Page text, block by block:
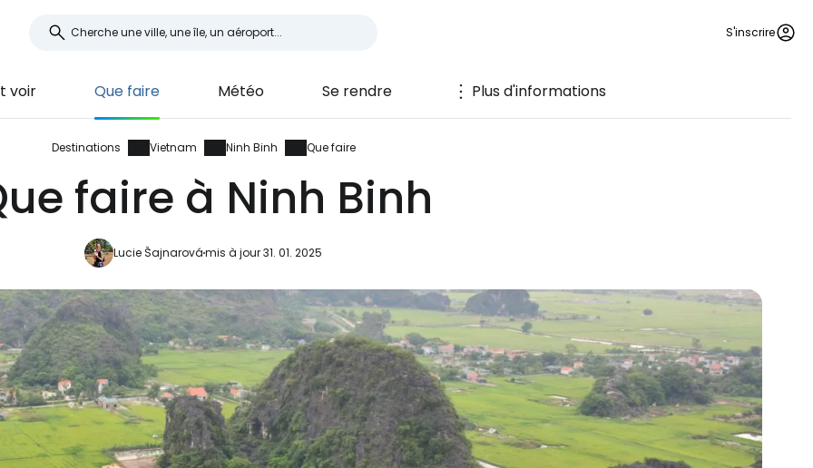
S'inscrire
voir Que faire Météo Se rendre Plus d'informations
Destinations Vietnam Ninh Binh Que faire
faire à Ninh Binh
Lucie Šajnarovámis à jour 31. 01. 2025